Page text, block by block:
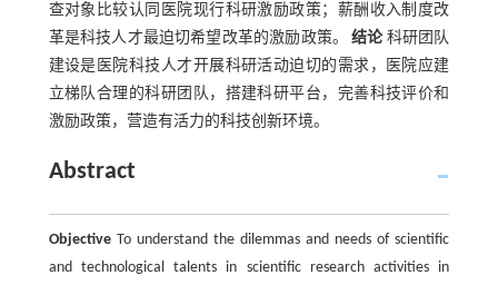
查对象比较认同医院现行科研激励政策；薪酬收入制度改
革是科技人才最迫切希望改革的激励政策。结论科研团队
建设是医院科技人才开展科研活动迫切的需求，医院应建
立梯队合理的科研团队，搭建科研平台，完善科技评价和
激励政策，营造有活力的科技创新环境。
Abstract
ObjectiveTo understand the dilemmas and needs of scientific
and technological talents in scientific research activities in